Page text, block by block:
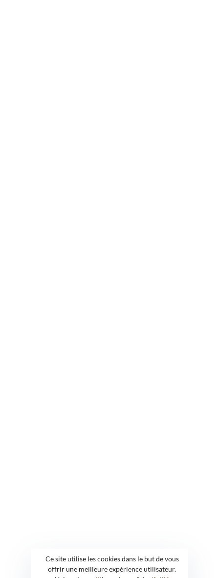
Ce site utilise les cookies dans le but de vous
offrir une meilleure expérience utilisateur.